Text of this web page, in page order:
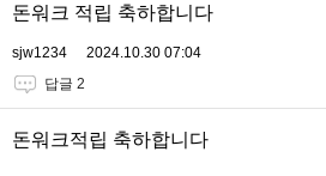
돈워크 적립 축하합니다
sjw1234
2024.10.30 07:04
답글 2
돈워크적립 축하합니다